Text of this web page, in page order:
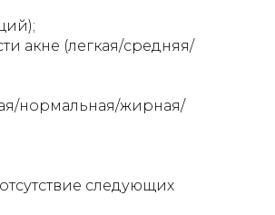
акне (легкая/средняя/
нормальная/жирная/
следующих